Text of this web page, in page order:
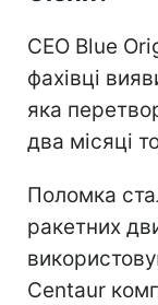
CEO Blue
фахівці
яка
два місяці
Поломка
ракетних
Centaur